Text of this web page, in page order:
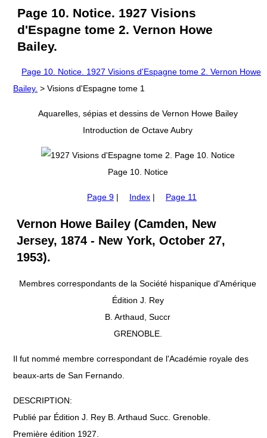
Page 10. Notice. 1927 Visions
d'Espagne tome 2. Vernon Howe
Bailey.
Page 10. Notice. 1927 Visions d'Espagne tome 2. Vernon Howe
Bailey. > Visions d'Espagne tome 1
Aquarelles, sépias et dessins de Vernon Howe Bailey
Introduction de Octave Aubry
Page 10. Notice
Page 9 | Index | Page 11
Vernon Howe Bailey (Camden, New
Jersey, 1874 - New York, October 27,
1953).
Membres correspondants de la Société hispanique d'Amérique
Édition J. Rey
B. Arthaud, Succr
GRENOBLE.
Il fut nommé membre correspondant de l'Académie royale des
beaux-arts de San Fernando.
DESCRIPTION:
Publié par Édition J. Rey B. Arthaud Succ. Grenoble.
Première édition 1927.